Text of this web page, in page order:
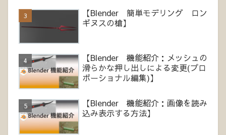
【Blender 簡単モデリング ロン
ギヌスの槍】
【Blender 機能紹介：メッシュの
滑らかな押し出しによる変更(プロ
ポーショナル編集)】
【Blender 機能紹介：画像を読み
込み表示する方法】